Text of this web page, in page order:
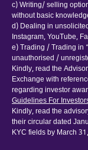
c) Writing/ selling
without basic
d) Dealing in
Instagram, YouTube,
e) Trading / Trading in
unauthorised /
Kindly, read the
Exchange with
regarding investor
Guidelines For
Kindly, read the
their circular dated
KYC fields by March